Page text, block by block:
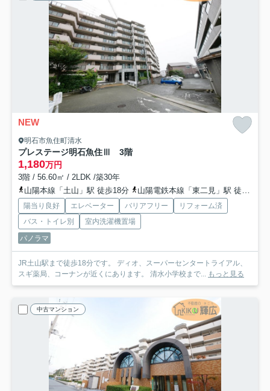
NEW
明石市魚住町清水
プレステージ明石魚住Ⅲ 3階
1,180万円
3階 / 56.60㎡ / 2LDK /築30年
山陽本線「土山」駅 徒歩18分
山陽電鉄本線「東二見」駅 徒歩30分
陽当り良好 エレベーター バリアフリー
リフォーム済
バス・トイレ別
室内洗濯機置場
パノラマ
JR土山駅まで徒歩18分です。 ディオ、スーパーセンタートライアル、
スギ薬局、コーナンが近くにあります。 清水小学校まで...
もっと見る
中古マンション